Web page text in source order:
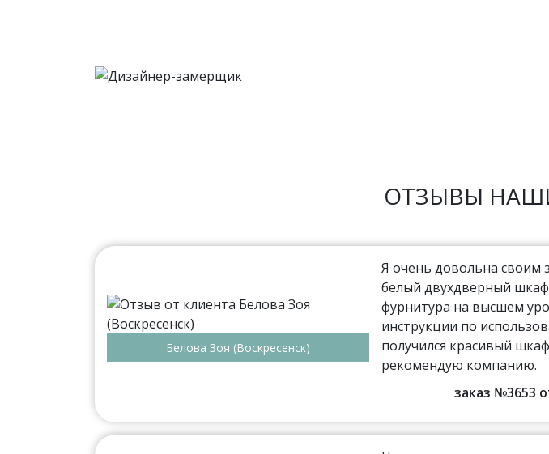
ОТЗЫВЫ
Белова Зоя (Воскресенск)
Я очень довольна своим
белый двухдверный
фурнитура на высшем
инструкции по
получился красивый
рекомендую компанию.
заказ №3653